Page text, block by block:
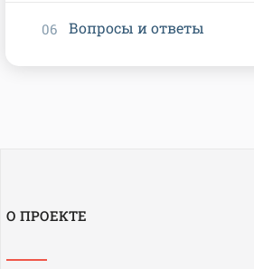
Вопросы и ответы
О ПРОЕКТЕ